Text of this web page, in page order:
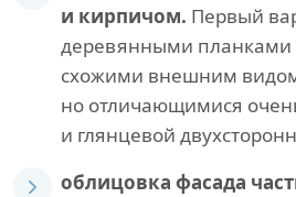
и кирпичом. Первый
деревянными планками
схожими внешним
но отличающимися
и глянцевой
облицовка фасада